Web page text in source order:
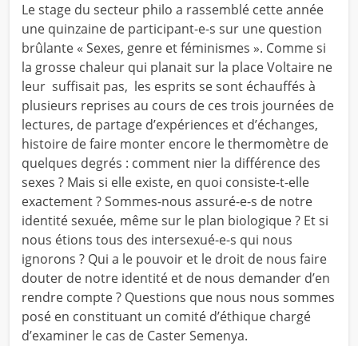
Le stage du secteur philo a rassemblé cette année
une quinzaine de participant-e-s sur une question
brûlante « Sexes, genre et féminismes ». Comme si
la grosse chaleur qui planait sur la place Voltaire ne
leur suffisait pas, les esprits se sont échauffés à
plusieurs reprises au cours de ces trois journées de
lectures, de partage d’expériences et d’échanges,
histoire de faire monter encore le thermomètre de
quelques degrés : comment nier la différence des
sexes ? Mais si elle existe, en quoi consiste-t-elle
exactement ? Sommes-nous assuré-e-s de notre
identité sexuée, même sur le plan biologique ? Et si
nous étions tous des intersexué-e-s qui nous
ignorons ? Qui a le pouvoir et le droit de nous faire
douter de notre identité et de nous demander d’en
rendre compte ? Questions que nous nous sommes
posé en constituant un comité d’éthique chargé
d’examiner le cas de Caster Semenya.